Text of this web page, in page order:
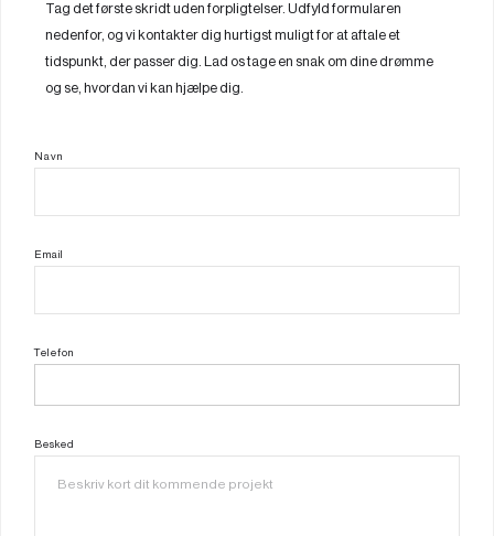
Tag det første skridt uden forpligtelser. Udfyld formularen
nedenfor, og vi kontakter dig hurtigst muligt for at aftale et
tidspunkt, der passer dig. Lad os tage en snak om dine drømme
og se, hvordan vi kan hjælpe dig.
Navn
Email
Telefon
Besked